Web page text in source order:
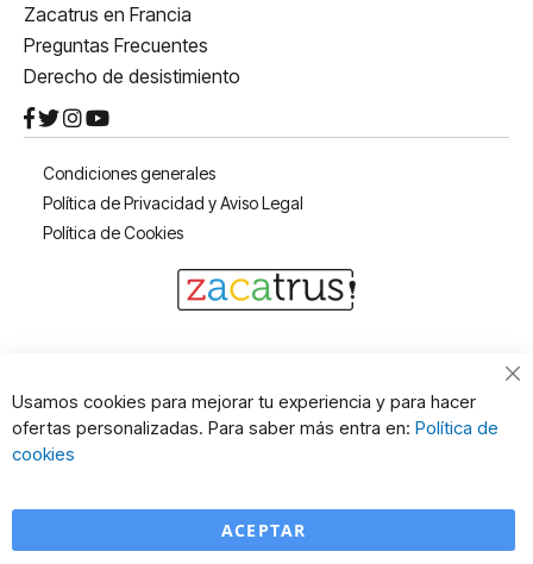
Zacatrus en Francia
Preguntas Frecuentes
Derecho de desistimiento
Condiciones generales
Política de Privacidad y Aviso Legal
Política de Cookies
Usamos cookies para mejorar tu experiencia y para hacer
ofertas personalizadas. Para saber más entra en: Política de
cookies
ACEPTAR